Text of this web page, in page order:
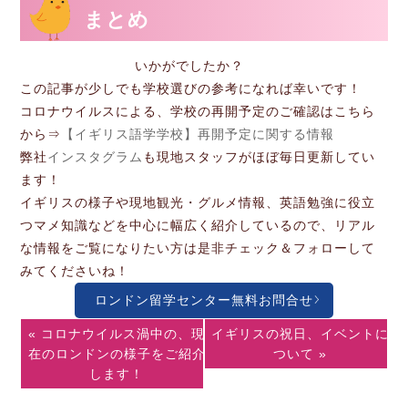
まとめ
いかがでしたか？
この記事が少しでも学校選びの参考になれば幸いです！
コロナウイルスによる、学校の再開予定のご確認はこちら
から⇒
【イギリス語学学校】再開予定に関する情報
弊社インスタグラム も現地スタッフがほぼ毎日更新してい
ます！
イギリスの様子や現地観光・グルメ情報、英語勉強に役立
つマメ知識などを中心に幅広く紹介しているので、リアル
な情報をご覧になりたい方は是非チェック＆フォローして
みてくださいね！
ロンドン留学センター無料お問合せ
« コロナウイルス渦中の、現
在のロンドンの様子をご紹介
します！
イギリスの祝日、イベントに
ついて »